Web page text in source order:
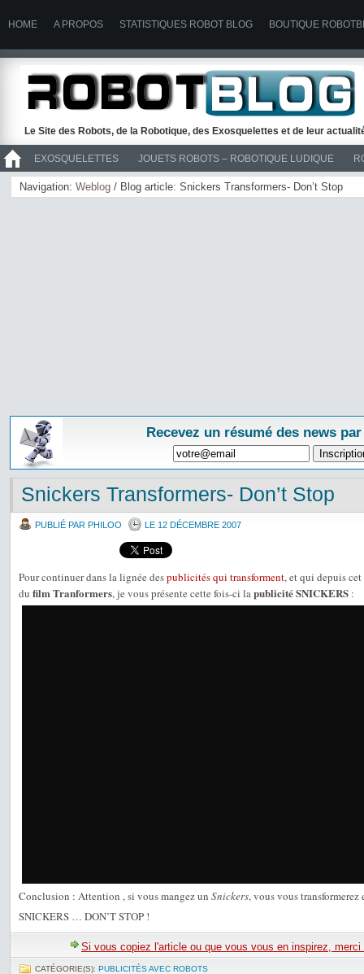
HOME A PROPOS STATISTIQUES ROBOT BLOG BOUTIQUE
Le Site des Robots, de la Robotique, des Exosquelettes et de leur
EXOSQUELETTES JOUETS ROBOTS – ROBOTIQUE LUDIQUE
>> ROBOTS
Navigation: Weblog / Blog article: Snickers Transformers- Don’t Stop
Recevez un résumé des news
Snickers Transformers- Don’t Stop
PUBLIÉ PAR PHILOO LE 12 DÉCEMBRE 2007
Pour continuer dans la lignée despublicités qui transforment, et qui depuis
du film Tranformers, je vous présente cette fois-ci lapublicité SNICKERS :
Conclusion : Attention , si vous mangez un Snickers, vous vous transformerez
SNICKERS … DON’T STOP !
Si vous copiez l'article ou que vous vous en inspirez,
CATÉGORIE(S): PUBLICITÉS AVEC ROBOTS